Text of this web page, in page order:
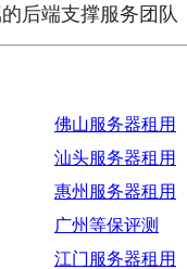
后端支撑服务团
佛山服务器租用
汕头服务器租用
惠州服务器租用
广州等保评测
江门服务器租用